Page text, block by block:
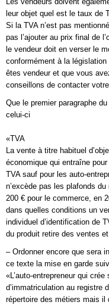
leur objet quel est le taux de
Si la TVA n’est pas
pas l’ajouter au prix final de
le vendeur doit en verser le
conformément à la
êtes vendeur et que vous
conseillons de contacter
Que le premier paragraphe
celui-ci
«TVA
La vente à titre habituel
économique qui entraîne
TVA sauf pour les auto-
n’excède pas les plafonds
200 € pour le commerce, en
dans quelles conditions un
individuel d’identification de
du produit retire des ventes
– Ordonner encore que sera
ce texte la mise en garde
«L’auto-entrepreneur qui
d’immatriculation au registre
répertoire des métiers mais il